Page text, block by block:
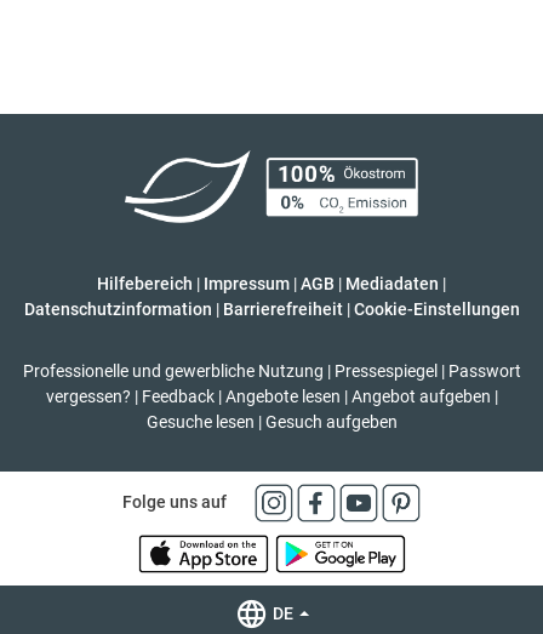
Hilfebereich | Impressum |AGB | Mediadaten |
Datenschutzinformation | Barrierefreiheit | Cookie-Einstellungen
Professionelle und gewerbliche Nutzung | Pressespiegel | Passwort
vergessen? | Feedback | Angebote lesen | Angebot aufgeben |
Gesuche lesen | Gesuch aufgeben
Folge uns auf
DE